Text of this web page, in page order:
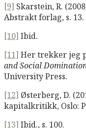
[9] Skarstein, R.
Abstrakt forlag, s. 13.
[10] Ibid.
[11] Her trekker jeg
and Social
University Press.
[12] Østerberg, D.
kapitalkritikk, Oslo:
[13] Ibid., s. 100.